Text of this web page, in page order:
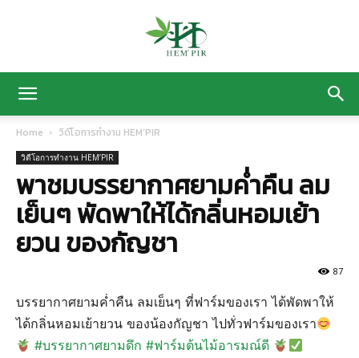
ปลูก
Home วิดีโอการทำงาน HEM’PIR
วิดีโอการทำงาน HEM’PIR
พาชมบรรยากาศยามค่ำคืน ลม
เย็นๆ พัดพาให้ได้กลิ่นหอมเย้า
ยวน ของกัญชา
87
บรรยากาศยามค่ำคืน ลมเย็นๆ ที่ฟาร์มของเรา ได้พัดพาให้
ได้กลิ่นหอมเย้ายวน ของน้องกัญชา ไปทั่วฟาร์มของเรา
#บรรยากาศยามดึก #ฟาร์มต้นไม้อารมณ์ดี